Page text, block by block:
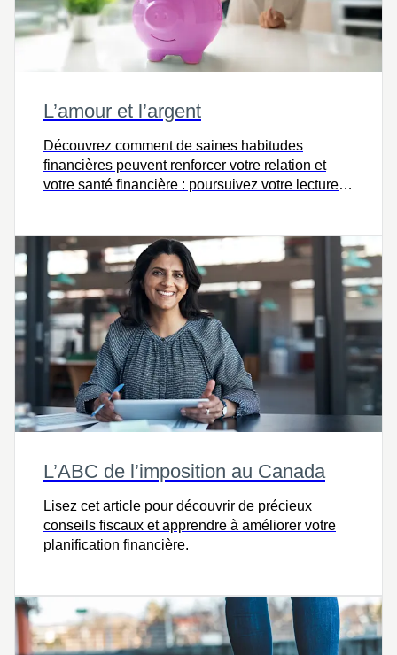
L’amour et l’argent
Découvrez comment de saines habitudes
financières peuvent renforcer votre relation et
votre santé financière : poursuivez votre lecture
L’ABC de l’imposition au Canada
Lisez cet article pour découvrir de précieux
conseils fiscaux et apprendre à améliorer votre
planification financière.